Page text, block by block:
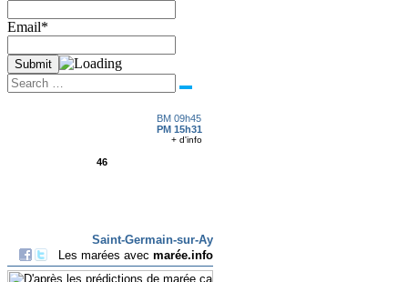
Email*
Search
for:
Search